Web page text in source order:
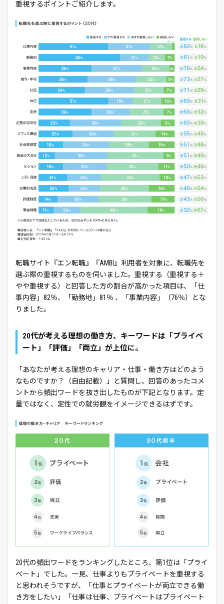
重視するポイントご紹介します。
転職サイト『エン転職』『AMBI』利用者を対象に、転職先を
選ぶ際の重視するものを伺いました。重視する（重視する＋
やや重視する）と回答した方の割合が高かった項目は、「仕
事内容」82％、「勤務地」81％ 、「事業内容」（76％）とな
りました。
20代が考える理想の働き方、キーワードは「プライベ
ート」「評価」「両立」が上位に。
「あなたが考える理想のキャリア・仕事・働き方はどのよう
なものですか？（自由記載）」と質問し、回答のあったコメ
ントから頻出ワードを抜き出したものが下記となります。定
量ではなく、定性での就労観をイメージできるはずです。
20代の頻出ワードをランキングしたところ、第1位は「プライ
ベート」でした。一見、仕事よりもプライベートを重視する
と思われそうですが、「仕事とプライベートが両立できる働
き方をしたい」「仕事は仕事、プライベートはプライベート